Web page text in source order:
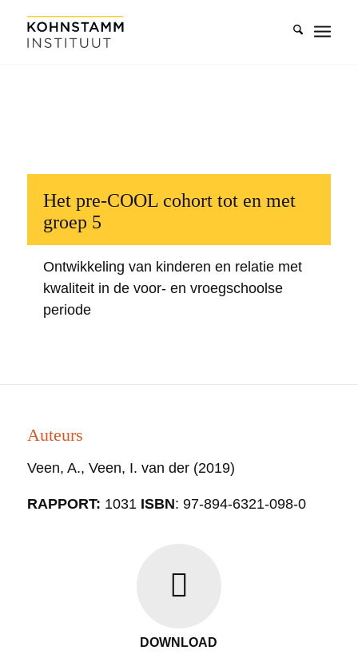
Het pre-COOL cohort tot en met
groep 5
Ontwikkeling van kinderen en relatie met
kwaliteit in de voor- en vroegschoolse
periode
Auteurs
Veen, A., Veen, I. van der(2019)
RAPPORT: 1031 ISBN: 97-894-6321-098-0
DOWNLOAD